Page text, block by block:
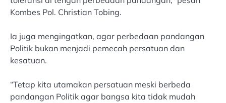
Kombes Pol. Christian Tobing.
Ia juga mengingatkan, agar perbedaan pandangan
Politik bukan menjadi pemecah persatuan dan
kesatuan.
“Tetap kita utamakan persatuan meski berbeda
pandangan Politik agar bangsa kita tidak mudah